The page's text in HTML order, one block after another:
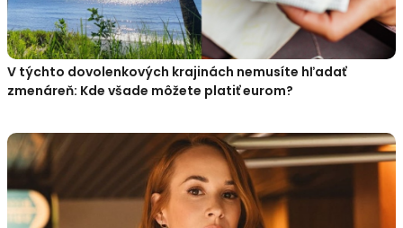
V týchto dovolenkových krajinách nemusíte hľadať
zmenáreň: Kde všade môžete platiť eurom?